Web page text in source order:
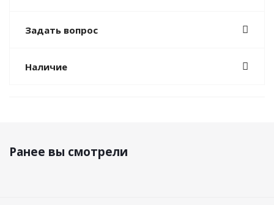
Задать вопрос
Наличие
Ранее вы смотрели